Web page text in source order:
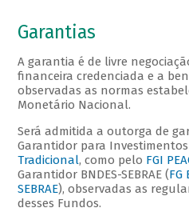
Garantias
A garantia é de livre
financeira credenciada e a
observadas as normas
Monetário Nacional.
Será admitida a outorga de
Garantidor para
Tradicional, como pelo FGI
Garantidor BNDES-SEBRAE (FG
SEBRAE), observadas as
desses Fundos.